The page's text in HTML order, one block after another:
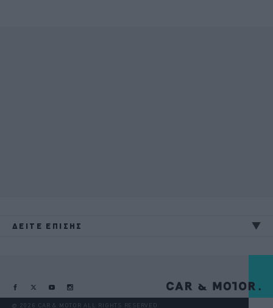
ΔΕΙΤΕ ΕΠΙΣΗΣ
@ 2026 CAR & MOTOR ALL RIGHTS RESERVED